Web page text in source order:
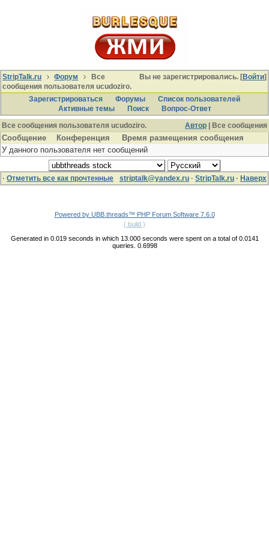
Вы не зарегистрировались. [Войти]
StripTalk.ru Форум
Все
сообщения пользователя ucudoziro.
Зарегистрироваться
Форумы
Список пользователей
Активные темы
Поиcк
Вопрос-Ответ
Автор | Все сообщения
Все сообщения пользователя ucudoziro.
Сообщение Конференция
Время размещения сообщения
У данного пользователя нет сообщений
· Отметить все как прочтенные striptalk@yandex.ru · StripTalk.ru · Наверх
Powered by UBB.threads™ PHP Forum Software 7.6.0
( build )
Generated in 0.019 seconds in which 13.000 seconds were spent on a total of 0.0141
queries. 0.6998